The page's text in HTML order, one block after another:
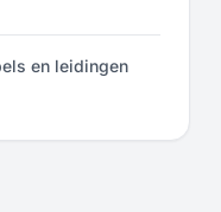
en leidingen